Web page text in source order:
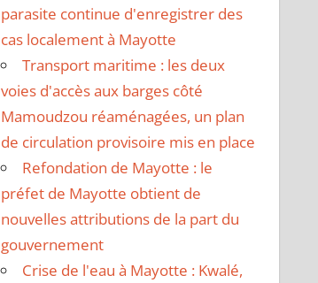
parasite continue d'enregistrer des
cas localement à Mayotte
Transport maritime : les deux
voies d'accès aux barges côté
Mamoudzou réaménagées, un plan
de circulation provisoire mis en place
Refondation de Mayotte : le
préfet de Mayotte obtient de
nouvelles attributions de la part du
gouvernement
Crise de l'eau à Mayotte : Kwalé,